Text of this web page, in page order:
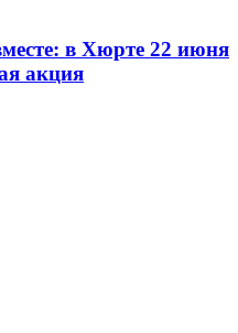
в Хюрте 22 июня
акция